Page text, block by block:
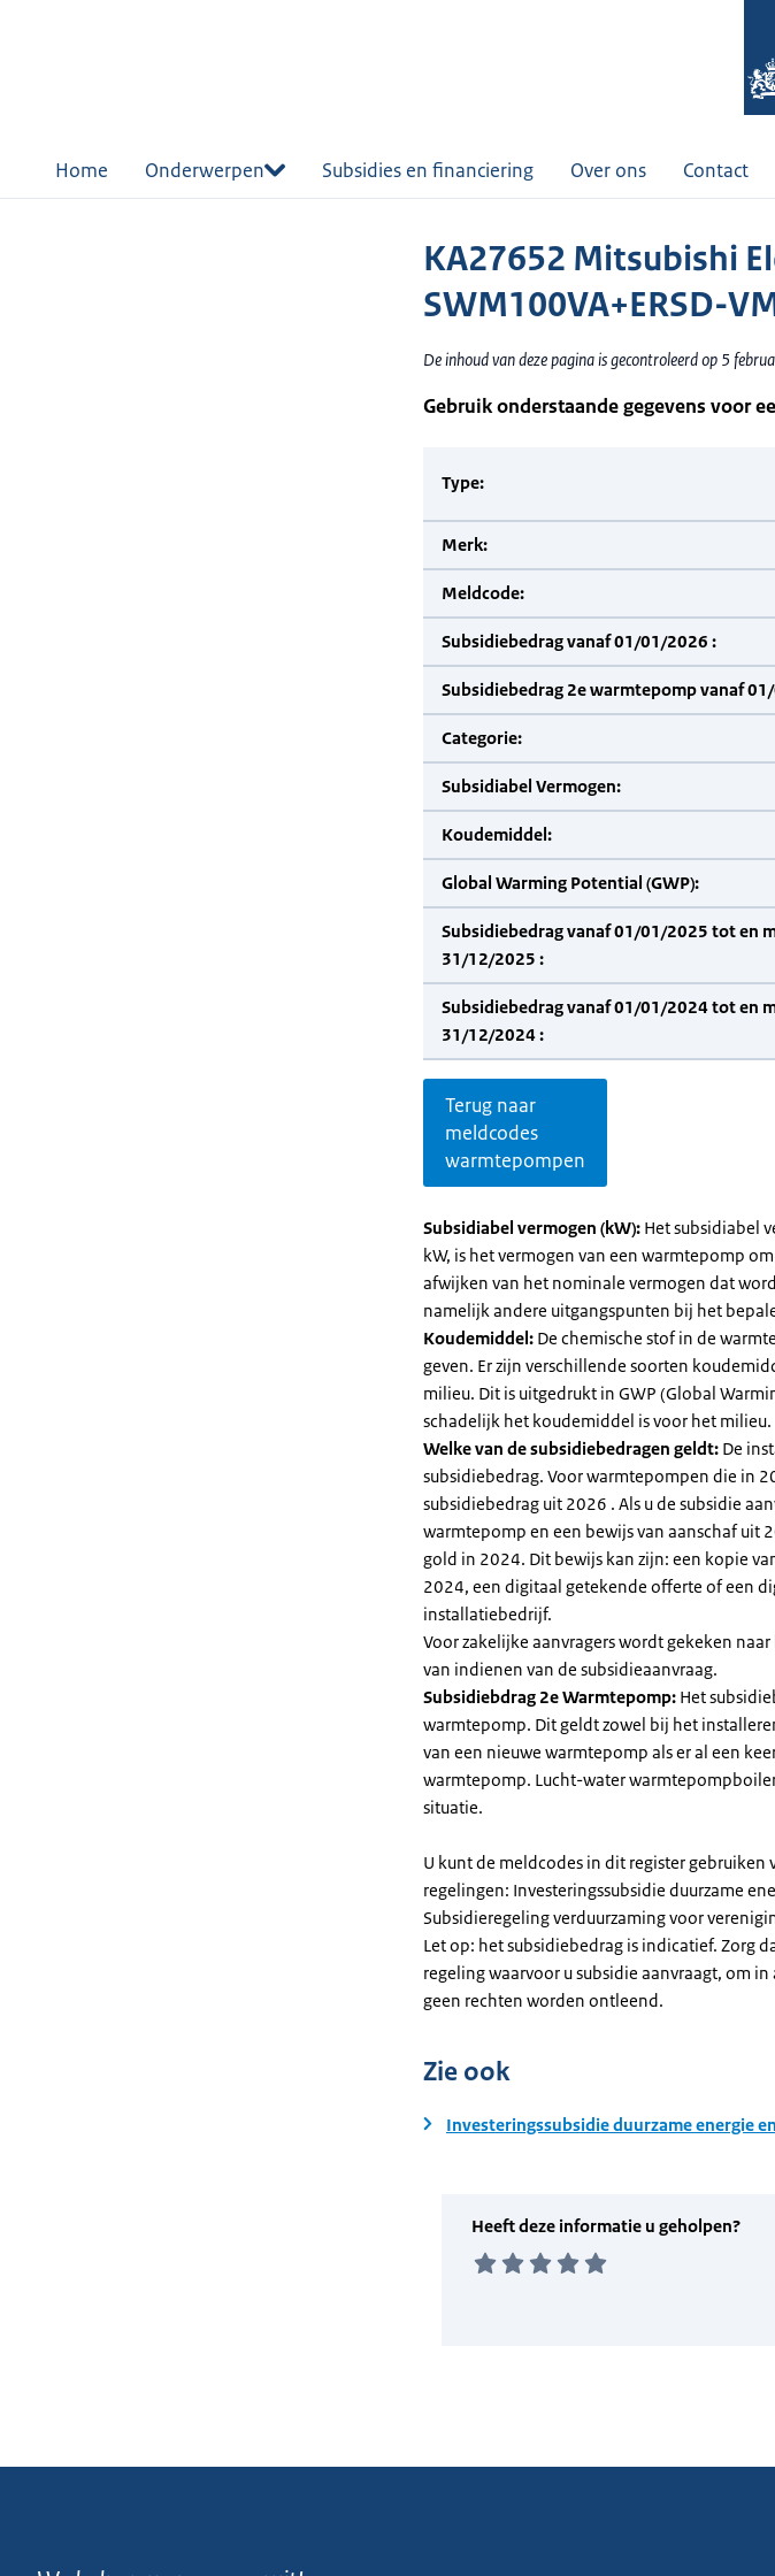
Home Onderwerpen Subsidies en financiering Over ons Contact
KA27652 Mitsubishi
SWM100VA+ERSD-
De inhoud van deze pagina is gecontroleerd op 5
Gebruik onderstaande gegevens voor
Type:
Merk:
Meldcode:
Subsidiebedrag vanaf 01/01/2026 :
Subsidiebedrag 2e warmtepomp vanaf
Categorie:
Subsidiabel Vermogen:
Koudemiddel:
Global Warming Potential (GWP):
Subsidiebedrag vanaf 01/01/2025 tot en
31/12/2025 :
Subsidiebedrag vanaf 01/01/2024 tot en
31/12/2024 :
Terug naar
meldcodes
warmtepompen
Subsidiabel vermogen (kW): Het subsidiabel
kW, is het vermogen van een warmtepomp
afwijken van het nominale vermogen dat
namelijk andere uitgangspunten bij het
Koudemiddel: De chemische stof in de
geven. Er zijn verschillende soorten
milieu. Dit is uitgedrukt in GWP (Global
schadelijk het koudemiddel is voor het milieu.
Welke van de subsidiebedragen geldt: De
subsidiebedrag. Voor warmtepompen die in
subsidiebedrag uit 2026 . Als u de subsidie
warmtepomp en een bewijs van aanschaf uit
gold in 2024. Dit bewijs kan zijn: een kopie
2024, een digitaal getekende offerte of een
installatiebedrijf.
Voor zakelijke aanvragers wordt gekeken
van indienen van de subsidieaanvraag.
Subsidiebdrag 2e Warmtepomp: Het
warmtepomp. Dit geldt zowel bij het
van een nieuwe warmtepomp als er al een
warmtepomp. Lucht-water
situatie.
U kunt de meldcodes in dit register gebruiken
regelingen: Investeringssubsidie duurzame
Subsidieregeling verduurzaming voor
Let op: het subsidiebedrag is indicatief. Zorg
regeling waarvoor u subsidie aanvraagt, om
geen rechten worden ontleend.
Zie ook
Investeringssubsidie duurzame energie